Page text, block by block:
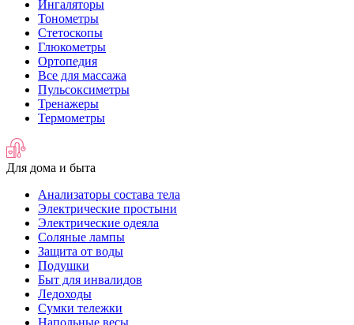
Ингаляторы
Тонометры
Стетоскопы
Глюкометры
Ортопедия
Все для массажа
Пульсоксиметры
Тренажеры
Термометры
Для дома и быта
Анализаторы состава тела
Электрические простыни
Электрические одеяла
Соляные лампы
Защита от воды
Подушки
Быт для инвалидов
Ледоходы
Сумки тележки
Напольные весы